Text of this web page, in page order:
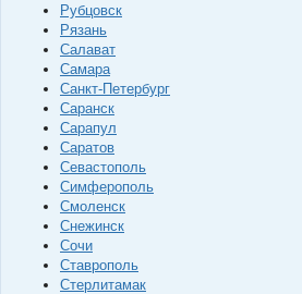
Рубцовск
Рязань
Салават
Самара
Санкт-Петербург
Саранск
Сарапул
Саратов
Севастополь
Симферополь
Смоленск
Снежинск
Сочи
Ставрополь
Стерлитамак